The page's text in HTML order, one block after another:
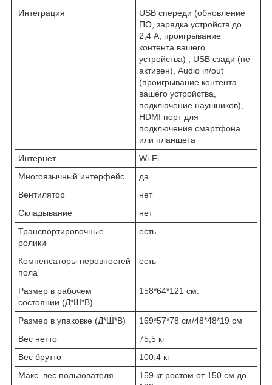
Интеграция
USB спереди (обновление
ПО, зарядка устройств до
2,4 А, проигрывание
контента вашего
устройства) , USB сзади (не
активен), Audio in/out
(проигрывание контента
вашего устройства,
подключение наушников),
HDMI порт для
подключения смартфона
или планшета
Интернет
Wi-Fi
Многоязычный интерфейс
да
Вентилятор
нет
Складывание
нет
Транспортировочные
ролики
есть
Компенсаторы неровностей
пола
есть
Размер в рабочем
состоянии (Д*Ш*В)
158*64*121 см.
Размер в упаковке (Д*Ш*В)
169*57*78 см/48*48*19 см
Вес нетто
75,5 кг
Вес брутто
100,4 кг
Макс. вес пользователя
159 кг ростом от 150 см до